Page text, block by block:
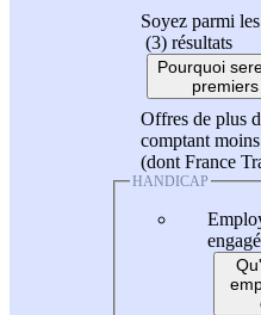
Soyez parmi
(3) résultats
Pourquoi
Offres de plus
comptant
(dont France
HANDICAP